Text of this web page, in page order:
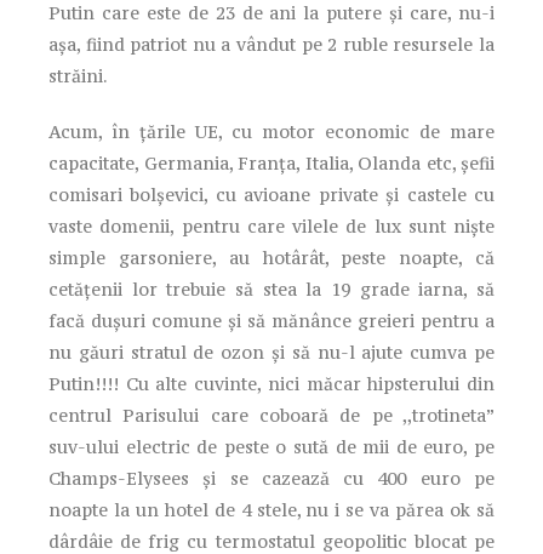
Putin care este de 23 de ani la putere și care, nu-i
așa, fiind patriot nu a vândut pe 2 ruble resursele la
străini.
Acum, în țările UE, cu motor economic de mare
capacitate, Germania, Franța, Italia, Olanda etc, șefii
comisari bolșevici, cu avioane private și castele cu
vaste domenii, pentru care vilele de lux sunt niște
simple garsoniere, au hotârât, peste noapte, că
cetățenii lor trebuie să stea la 19 grade iarna, să
facă dușuri comune și să mănânce greieri pentru a
nu găuri stratul de ozon și să nu-l ajute cumva pe
Putin!!!! Cu alte cuvinte, nici măcar hipsterului din
centrul Parisului care coboară de pe ,,trotineta”
suv-ului electric de peste o sută de mii de euro, pe
Champs-Elysees și se cazează cu 400 euro pe
noapte la un hotel de 4 stele, nu i se va părea ok să
dârdâie de frig cu termostatul geopolitic blocat pe